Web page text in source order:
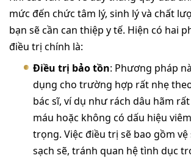
mức đến chức tâm lý, sinh lý và chất
bạn sẽ cần can thiệp y tế. Hiện có hai
điều trị chính là:
Điều trị bảo tồn: Phương pháp
dụng cho trường hợp rất nhẹ
bác sĩ, ví dụ như rách dâu hãm
máu hoặc không có dấu hiệu
trọng. Việc điều trị sẽ bao gồm
sạch sẽ, tránh quan hệ tình dục